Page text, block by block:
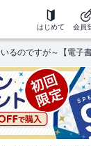
はじめて 会員
るのですが～【電子